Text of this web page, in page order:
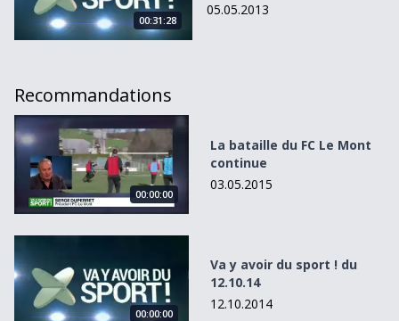
00:31:28
05.05.2013
Recommandations
La bataille du FC Le Mont continue
00:00:00
La bataille du FC Le Mont
continue
03.05.2015
00:00:00
Va y avoir du sport ! du
12.10.14
12.10.2014